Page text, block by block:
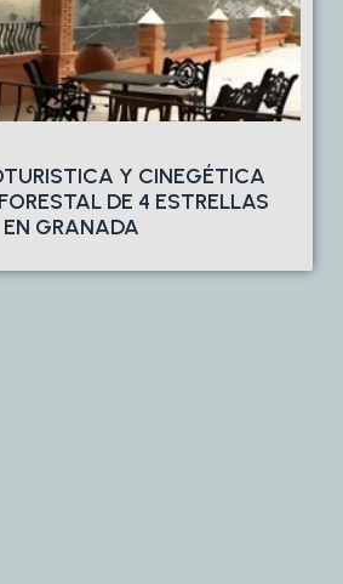
Y CINEGÉTICA
DE 4 ESTRELLAS
EN GRANADA